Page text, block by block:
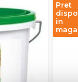
Pret
in